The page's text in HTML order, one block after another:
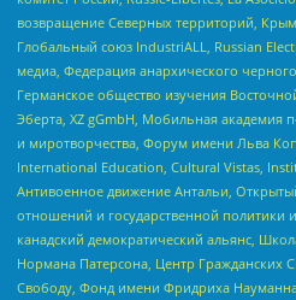
возвращение Северных территорий,
Глобальный союз IndustriALL, Russian
медиа, Федерация анархического
Германское общество изучения
Эберта, XZ gGmbH, Мобильная академия
и миротворчества, Форум имени Льва
International Education, Cultural Vistas,
Антивоенное движение Антальи,
отношений и государственной политики
канадский демократический альянс,
Нормана Патерсона, Центр Гражданских
Свободу, Фонд имени Фридриха